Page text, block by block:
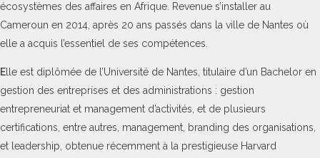
écosystèmes des affaires en Afrique. Revenue s’installer au
Cameroun en 2014, après 20 ans passés dans la ville de Nantes où
elle a acquis l’essentiel de ses compétences.
E lle est diplômée de l’Université de Nantes, titulaire d’un Bachelor en
gestion des entreprises et des administrations : gestion
entrepreneuriat et management d’activités, et de plusieurs
certifications, entre autres, management, branding des organisations,
et leadership, obtenue récemment à la prestigieuse Harvard